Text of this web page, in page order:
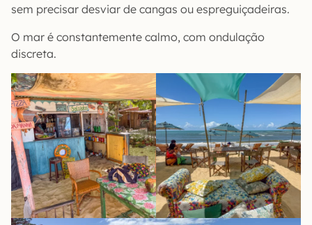
sem precisar desviar de cangas ou espreguiçadeiras.
O mar é constantemente calmo, com ondulação
discreta.